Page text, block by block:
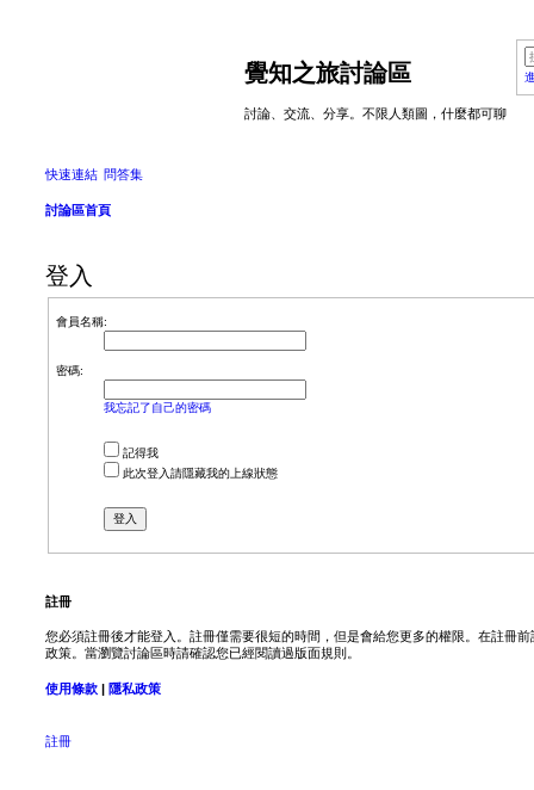
覺知之旅討論區
討論、交流、分享。不限人類圖，什麼都可聊
快速連結 問答集
討論區首頁
登入
會員名稱:
密碼:
我忘記了自己的密碼
記得我
此次登入請隱藏我的上線狀態
註冊
您必須註冊後才能登入。註冊僅需要很短的時間，但是會給您更多的權限。在註冊
政策。當瀏覽討論區時請確認您已經閱讀過版面規則。
使用條款 隱私政策
註冊